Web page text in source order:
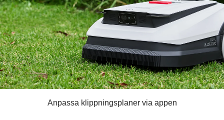
Anpassa klippningsplaner via appen